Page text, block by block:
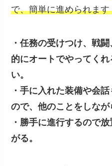
で、簡単に進められます
・任務の受けつけ、戦
的にオートでやってく
い。
・手に入れた装備や会
ので、他のことをしなが
・勝手に進行するので
がる。